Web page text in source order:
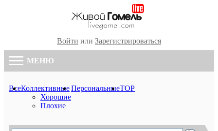
Войти или Зарегистрироваться
МЕНЮ
ВсеКоллективные
Хорошие
Плохие
ПерсональныеTOP